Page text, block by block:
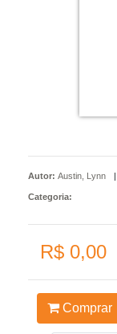
Autor: Austin, Lynn |
Categoria:
R$ 0,00
Comprar